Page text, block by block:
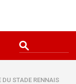
DU STADE RENNAIS